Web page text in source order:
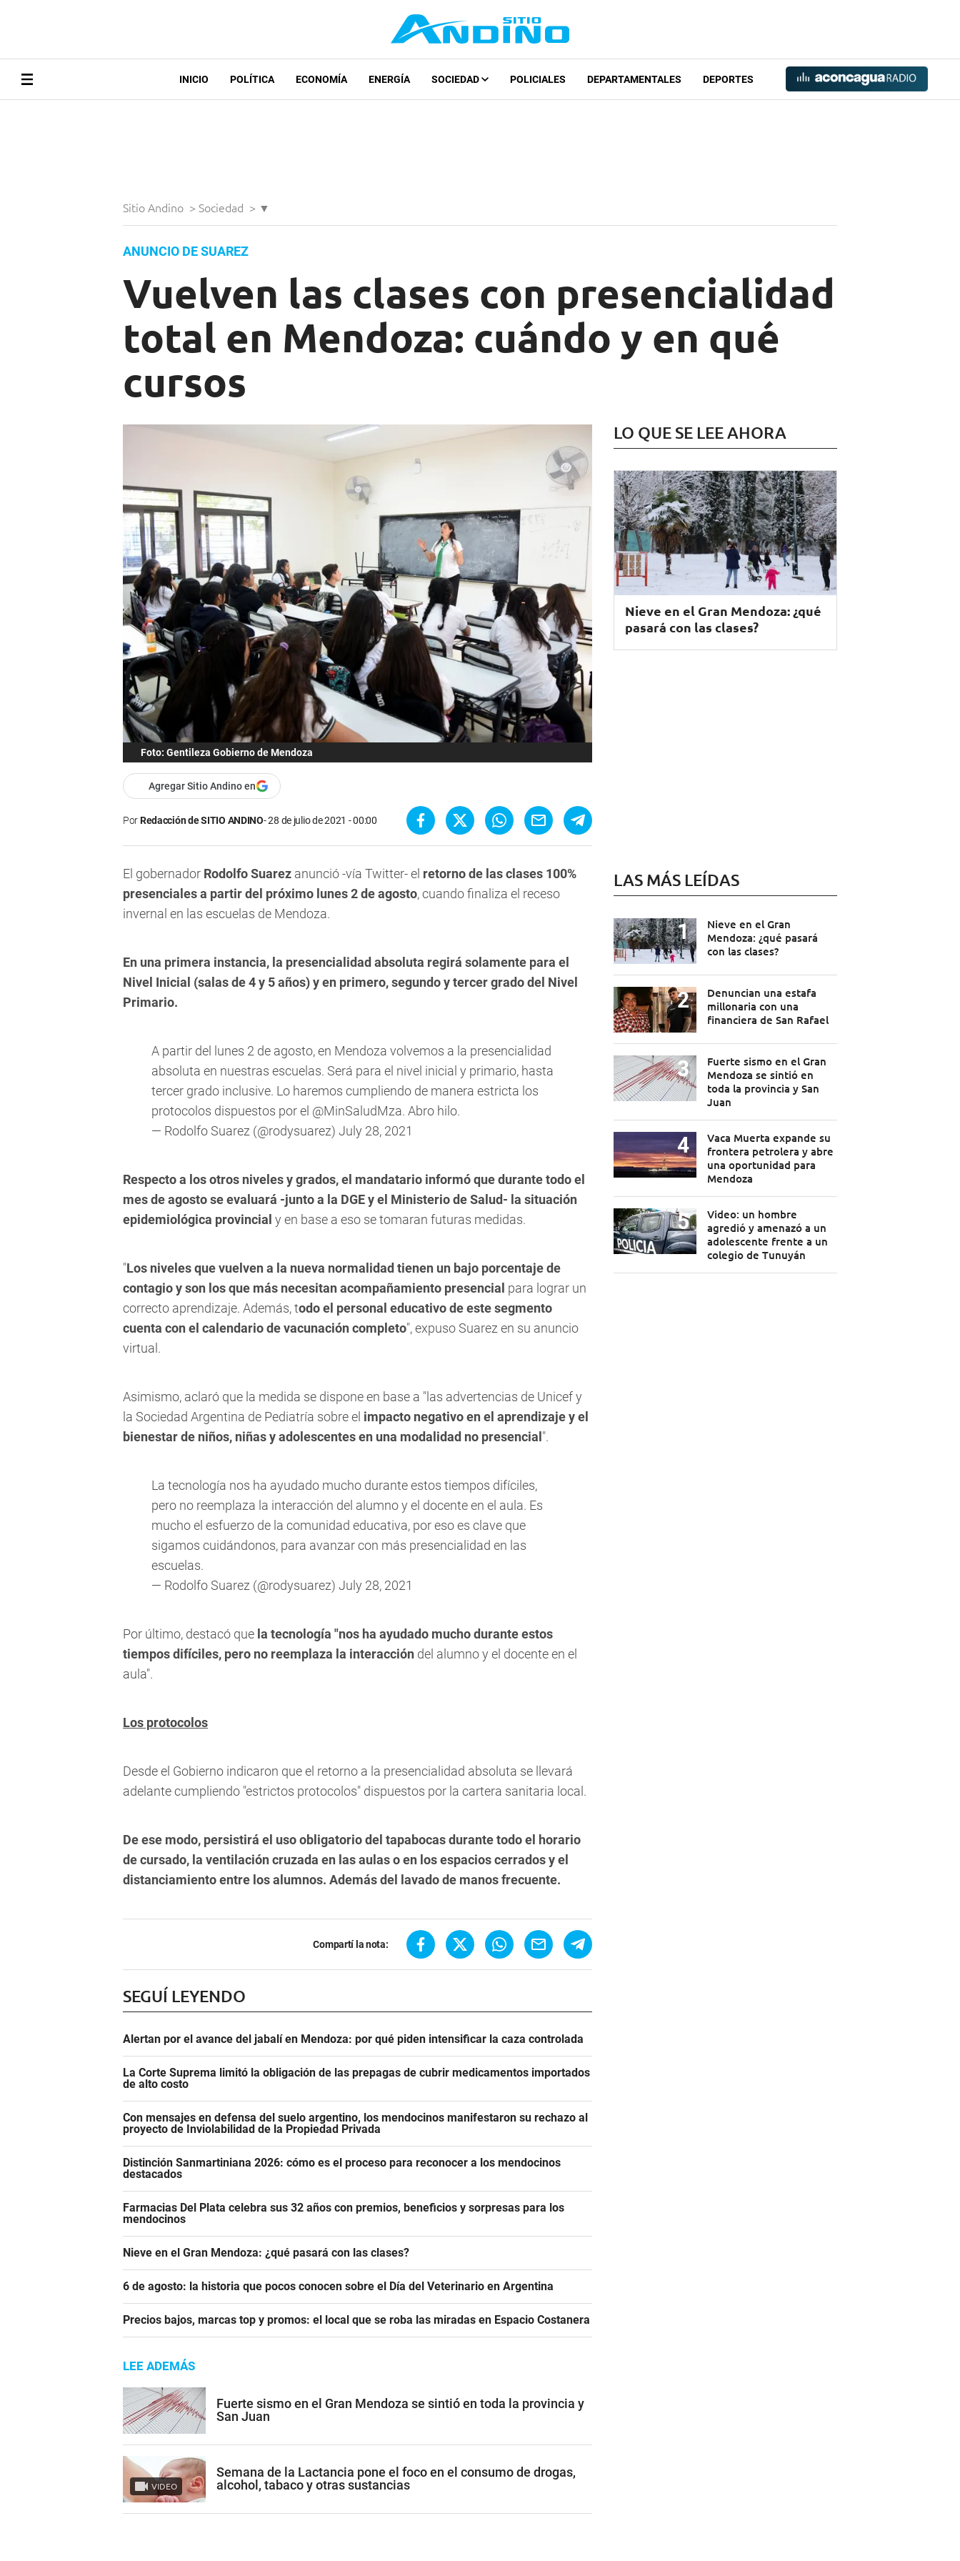
INICIO POLÍTICA ECONOMÍA ENERGÍA SOCIEDAD POLICIALES DEPARTAMENTALES DEPORTES
Sitio Andino > Sociedad > ▼
ANUNCIO DE SUAREZ
Vuelven las clases con presencialidad
total en Mendoza: cuándo y en qué
cursos
Foto: Gentileza Gobierno de Mendoza
Agregar Sitio Andino en
PorRedacción de SITIO ANDINO 28 de julio de 2021 - 00:00
El gobernador Rodolfo Suarez anunció -vía Twitter- el retorno de las clases 100%
presenciales a partir del próximo lunes 2 de agosto, cuando finaliza el receso
invernal en las escuelas de Mendoza.
En una primera instancia, la presencialidad absoluta regirá solamente para el
Nivel Inicial (salas de 4 y 5 años) y en primero, segundo y tercer grado del Nivel
Primario.
A partir del lunes 2 de agosto, en Mendoza volvemos a la presencialidad
absoluta en nuestras escuelas. Será para el nivel inicial y primario, hasta
tercer grado inclusive. Lo haremos cumpliendo de manera estricta los
protocolos dispuestos por el @MinSaludMza. Abro hilo.
— Rodolfo Suarez (@rodysuarez) July 28, 2021
Respecto a los otros niveles y grados, el mandatario informó que durante todo el
mes de agosto se evaluará -junto a la DGE y el Ministerio de Salud- la situación
epidemiológica provincial y en base a eso se tomaran futuras medidas.
"Los niveles que vuelven a la nueva normalidad tienen un bajo porcentaje de
contagio y son los que más necesitan acompañamiento presencial para lograr un
correcto aprendizaje. Además, todo el personal educativo de este segmento
cuenta con el calendario de vacunación completo", expuso Suarez en su anuncio
virtual.
Asimismo, aclaró que la medida se dispone en base a "las advertencias de Unicef y
la Sociedad Argentina de Pediatría sobre el impacto negativo en el aprendizaje y el
bienestar de niños, niñas y adolescentes en una modalidad no presencial".
La tecnología nos ha ayudado mucho durante estos tiempos difíciles,
pero no reemplaza la interacción del alumno y el docente en el aula. Es
mucho el esfuerzo de la comunidad educativa, por eso es clave que
sigamos cuidándonos, para avanzar con más presencialidad en las
escuelas.
— Rodolfo Suarez (@rodysuarez) July 28, 2021
Por último, destacó que la tecnología "nos ha ayudado mucho durante estos
tiempos difíciles, pero no reemplaza la interacción del alumno y el docente en el
aula".
Los protocolos
Desde el Gobierno indicaron que el retorno a la presencialidad absoluta se llevará
adelante cumpliendo "estrictos protocolos" dispuestos por la cartera sanitaria local.
De ese modo, persistirá el uso obligatorio del tapabocas durante todo el horario
de cursado, la ventilación cruzada en las aulas o en los espacios cerrados y el
distanciamiento entre los alumnos. Además del lavado de manos frecuente.
Compartí la nota:
SEGUÍ LEYENDO
Alertan por el avance del jabalí en Mendoza: por qué piden intensificar la caza controlada
La Corte Suprema limitó la obligación de las prepagas de cubrir medicamentos importados
de alto costo
Con mensajes en defensa del suelo argentino, los mendocinos manifestaron su rechazo al
proyecto de Inviolabilidad de la Propiedad Privada
Distinción Sanmartiniana 2026: cómo es el proceso para reconocer a los mendocinos
destacados
Farmacias Del Plata celebra sus 32 años con premios, beneficios y sorpresas para los
mendocinos
Nieve en el Gran Mendoza: ¿qué pasará con las clases?
6 de agosto: la historia que pocos conocen sobre el Día del Veterinario en Argentina
Precios bajos, marcas top y promos: el local que se roba las miradas en Espacio Costanera
LEE ADEMÁS
Fuerte sismo en el Gran Mendoza se sintió en toda la provincia y
San Juan
VIDEO
Semana de la Lactancia pone el foco en el consumo de drogas,
alcohol, tabaco y otras sustancias
LO QUE SE LEE AHORA
Nieve en el Gran Mendoza: ¿qué
pasará con las clases?
LAS MÁS LEÍDAS
Nieve en el Gran
Mendoza: ¿qué pasará
con las clases?
Denuncian una estafa
millonaria con una
financiera de San Rafael
Fuerte sismo en el Gran
Mendoza se sintió en
toda la provincia y San
Juan
Vaca Muerta expande su
frontera petrolera y abre
una oportunidad para
Mendoza
Video: un hombre
agredió y amenazó a un
adolescente frente a un
colegio de Tunuyán